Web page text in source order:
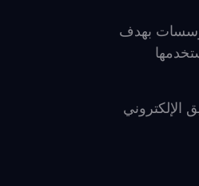
بهدف
الإلكتروني